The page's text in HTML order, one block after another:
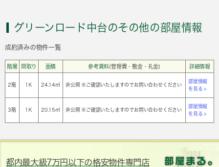
グリーンロード中台のその他の部屋情報
成約済みの物件一覧
階層 間取り 面積 参考賃料(管理費・敷金・礼金) 詳細情報
2階 1Ｋ 24.14㎡ 非公開 ※ご確認いたしますのでお問い合わせください
部屋情報
を見る >
3階 1Ｋ 20.15㎡ 非公開 ※ご確認いたしますのでお問い合わせください
部屋情報
を見る >
都内最大級7万円以下の格安物件専門店